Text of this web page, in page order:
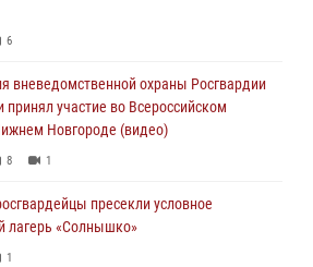
6
вневедомственной охраны Росгвардии
принял участие во Всероссийском
Новгороде (видео)
8 1
пресекли условное
лагерь «Солнышко»
1